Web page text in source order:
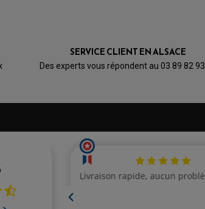
SERVICE CLIENT EN ALSACE
Des experts vous répondent au 03 89 82